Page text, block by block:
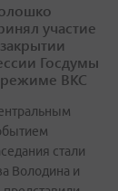
участие
Госдумы
ВКС
стали
Володина и